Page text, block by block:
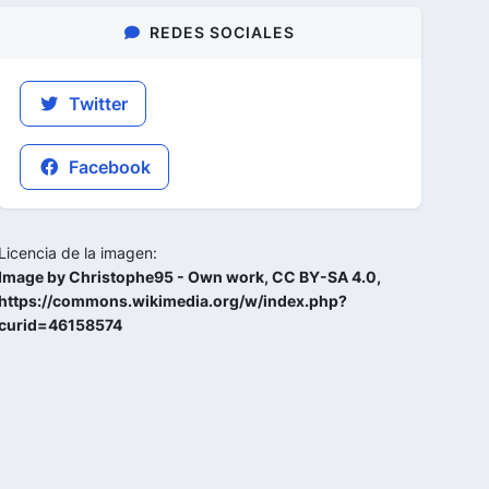
REDES SOCIALES
Twitter
Facebook
de la imagen:
by Christophe95 - Own work, CC BY-SA 4.0,
commons.wikimedia.org/w/index.php?